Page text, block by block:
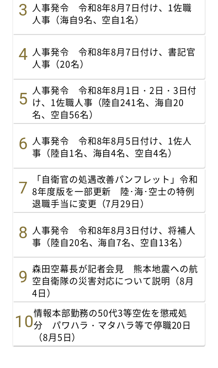
人事発令 令和8年8月7日付け、1佐職
人事（海自9名、空自1名）
人事発令 令和8年8月7日付け、書記官
人事（20名）
人事発令 令和8年8月1日・2日・3日付
け、1佐職人事（陸自241名、海自20
名、空自56名）
人事発令 令和8年8月5日付け、1佐人
事（陸自1名、海自4名、空自4名）
「自衛官の処遇改善パンフレット」令和
8年度版を一部更新 陸･海･空士の特例
退職手当に変更（7月29日）
人事発令 令和8年8月3日付け、将補人
事（陸自20名、海自7名、空自13名）
森田空幕長が記者会見 熊本地震への航
空自衛隊の災害対応について説明（8月
4日）
情報本部勤務の50代3等空佐を懲戒処
分 パワハラ・マタハラ等で停職20日
（8月5日）